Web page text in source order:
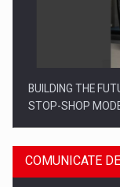
BUILDING THE
STOP-SHOP
COMUNICATE